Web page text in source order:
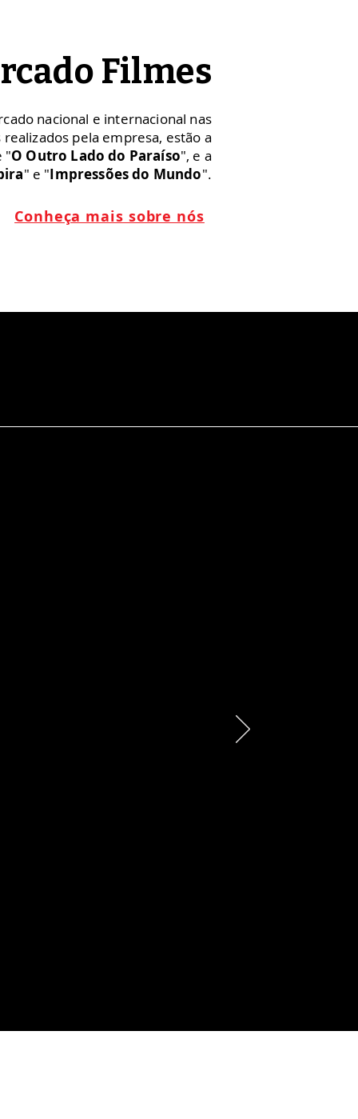
Filmes
nacional e internacional nas
pela empresa, estão a
"O Outro Lado do Paraíso", e a
" e "Impressões do Mundo".
Conheça mais sobre nós